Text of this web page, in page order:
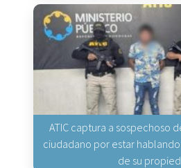
ATIC captura a sospechoso
ciudadano por estar
de su